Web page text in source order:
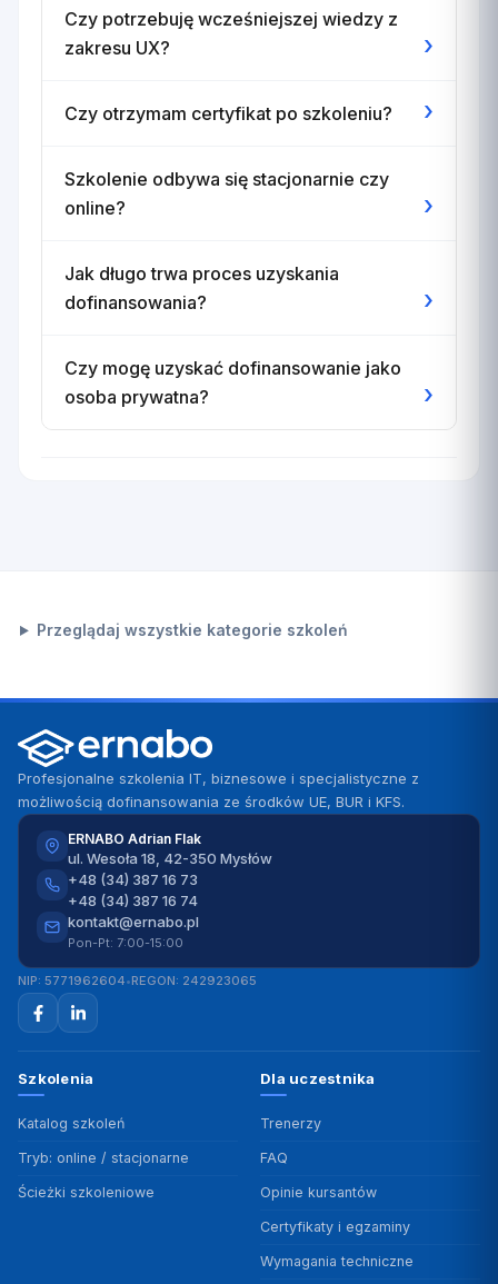
Czy potrzebuję wcześniejszej wiedzy z
zakresu UX?
›
Czy otrzymam certyfikat po szkoleniu? ›
Szkolenie odbywa się stacjonarnie czy
online?
›
Jak długo trwa proces uzyskania
dofinansowania?
›
Czy mogę uzyskać dofinansowanie jako
osoba prywatna?
›
Przeglądaj wszystkie kategorie szkoleń
Profesjonalne szkolenia IT, biznesowe i specjalistyczne z
możliwością dofinansowania ze środków UE, BUR i KFS.
ERNABO Adrian Flak
ul. Wesoła 18, 42-350 Mysłów
+48 (34) 387 16 73
+48 (34) 387 16 74
kontakt@ernabo.pl
Pon-Pt: 7:00-15:00
NIP: 5771962604•REGON: 242923065
Szkolenia
Katalog szkoleń
Tryb: online / stacjonarne
Ścieżki szkoleniowe
Dla uczestnika
Trenerzy
FAQ
Opinie kursantów
Certyfikaty i egzaminy
Wymagania techniczne